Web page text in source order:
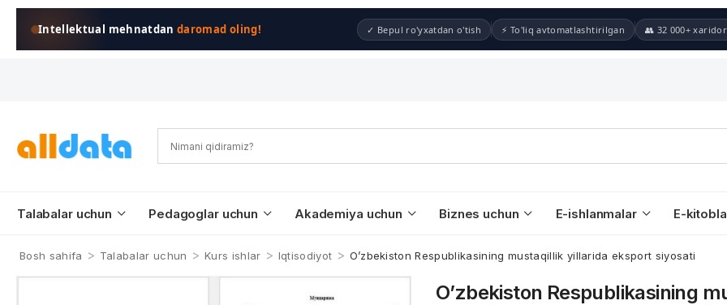
Intellektual mehnatdandaromad oling! ✓ Bepul ro'yxatdan o'tish ⚡ To'liq avtomatlashtirilgan 👥 32 000+ xaridor
Talabalar uchun Pedagoglar uchun Akademiya uchun Biznes uchun E-ishlanmalar E-
Bosh sahifa > Talabalar uchun > Kurs ishlar > Iqtisodiyot > O’zbekiston Respublikasining mustaqillik yillarida eksport siyosati
O’zbekiston Respublikasining